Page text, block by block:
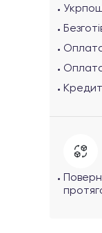
Кредит